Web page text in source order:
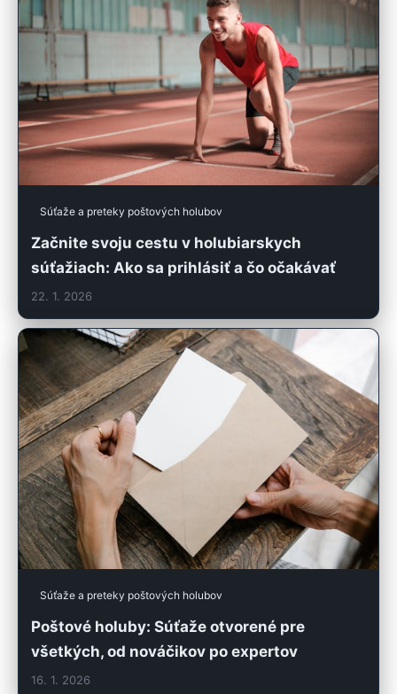
Súťaže a preteky poštových holubov
Začnite svoju cestu v holubiarskych
súťažiach: Ako sa prihlásiť a čo očakávať
22. 1. 2026
Súťaže a preteky poštových holubov
Poštové holuby: Súťaže otvorené pre
všetkých, od nováčikov po expertov
16. 1. 2026